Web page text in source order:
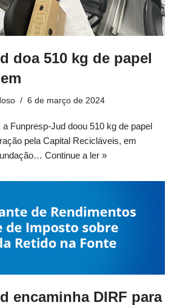
doa 510 kg de papel
6 de março de 2024
Funpresp-Jud doou 510 kg de papel
pela Capital Recicláveis, em
Continue a ler »
encaminha DIRF para